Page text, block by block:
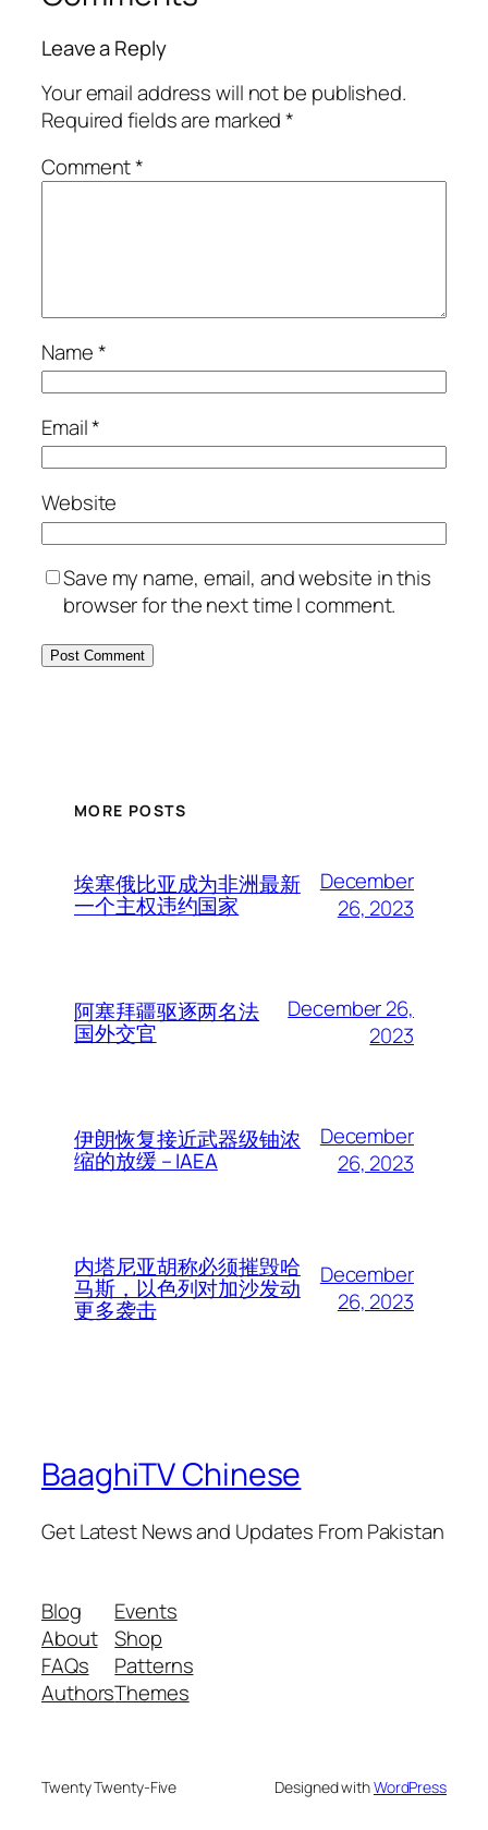
Leave a Reply
Your email address will not be published.
Required fields are marked*
Comment*
Name*
Email*
Website
Save my name, email, and website in this
browser for the next time I comment.
MORE POSTS
埃塞俄比亚成为非洲最新
一个主权违约国家
December
26, 2023
阿塞拜疆驱逐两名法
国外交官
December 26,
2023
伊朗恢复接近武器级铀浓
缩的放缓 – IAEA
December
26, 2023
内塔尼亚胡称必须摧毁哈
马斯，以色列对加沙发动
更多袭击
December
26, 2023
BaaghiTV Chinese
Get Latest News and Updates From Pakistan
Blog
About
FAQs
Authors
Events
Shop
Patterns
Themes
Twenty Twenty-Five Designed withWordPress